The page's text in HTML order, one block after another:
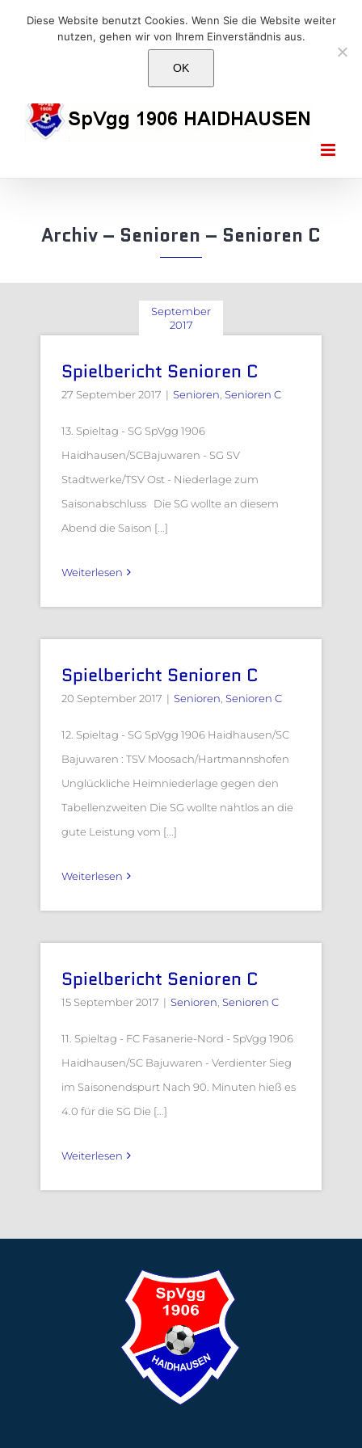
E-Mail: info@1906haidhausen.de
FacebookInstagram
E-
Archiv – Senioren – Senioren C
September
2017
Spielbericht Senioren C
27 September 2017 | Senioren, Senioren C
13. Spieltag - SG SpVgg 1906
Haidhausen/SCBajuwaren - SG SV
Stadtwerke/TSV Ost - Niederlage zum
Saisonabschluss Die SG wollte an diesem
Abend die Saison [...]
Weiterlesen
Spielbericht Senioren C
20 September 2017 | Senioren, Senioren C
12. Spieltag - SG SpVgg 1906 Haidhausen/SC
Bajuwaren : TSV Moosach/Hartmannshofen
Unglückliche Heimniederlage gegen den
Tabellenzweiten Die SG wollte nahtlos an die
gute Leistung vom [...]
Weiterlesen
Spielbericht Senioren C
15 September 2017 | Senioren, Senioren C
11. Spieltag - FC Fasanerie-Nord - SpVgg 1906
Haidhausen/SC Bajuwaren - Verdienter Sieg
im Saisonendspurt Nach 90. Minuten hieß es
4.0 für die SG Die [...]
Weiterlesen
Diese Website benutzt Cookies. Wenn Sie die Website weiter
nutzen, gehen wir von Ihrem Einverständnis aus.
OK